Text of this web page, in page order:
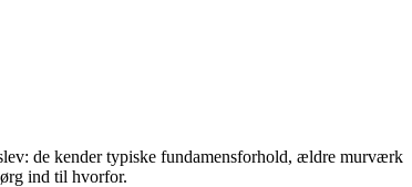
de kender typiske fundamensforhold, ældre murværk
ind til hvorfor.